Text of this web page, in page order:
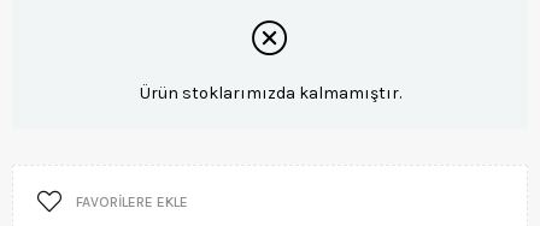
Ürün stoklarımızda kalmamıştır.
FAVORILERE EKLE